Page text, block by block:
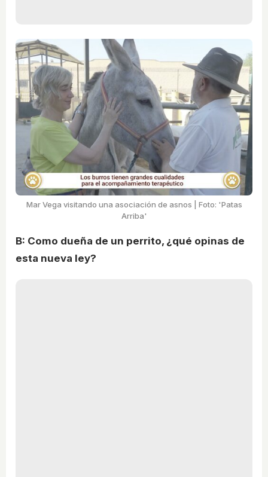
Mar Vega visitando una asociación de asnos | Foto: 'Patas
Arriba'
B: Como dueña de un perrito, ¿qué opinas de
esta nueva ley?